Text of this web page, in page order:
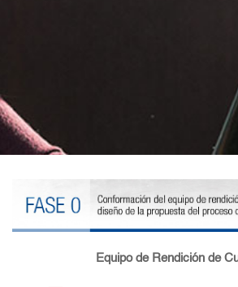
Equipo de Rendición de